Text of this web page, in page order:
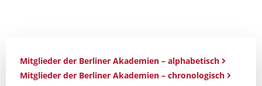
Mitglieder der Berliner Akademien – alphabetisch
Mitglieder der Berliner Akademien – chronologisch